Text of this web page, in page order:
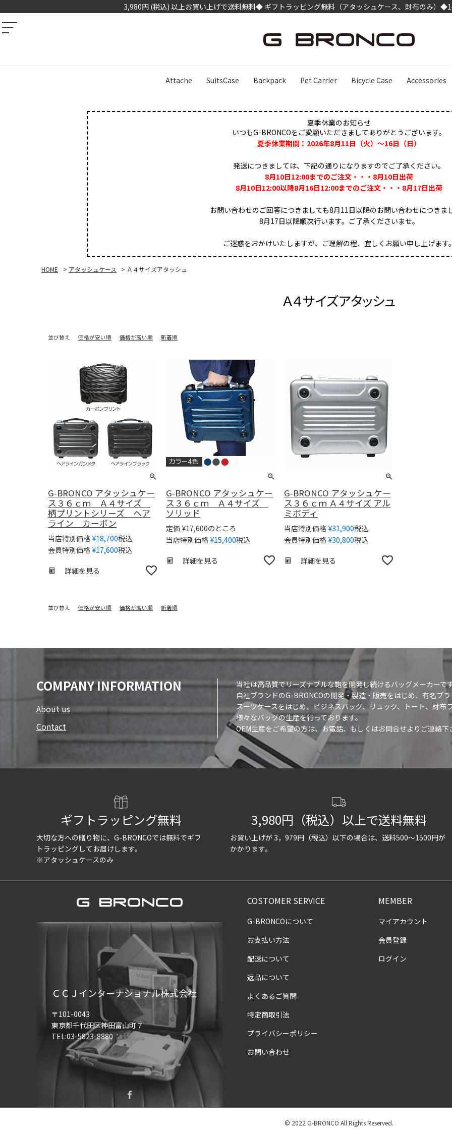
3,980円 (税込) 以上お買い上げで送料無料◆ ギフトラッピング無料（アタッシュケース、財布のみ）◆
Attache SuitsCase Backpack Pet Carrier Bicycle Case Accessories
夏季休業のお知らせ
いつもG-BRONCOをご愛顧いただきましてありがとうございます。
夏季休業期間：2026年8月11日（火）～16日（日）
発送につきましては、下記の通りになりますのでご了承ください。
8月10日12:00までのご注文・・・8月10日出荷
8月10日12:00以降8月16日12:00までのご注文・・・8月17日出荷
お問い合わせのご回答につきましても8月11日以降のお問い合わせにつきま
8月17日以降順次行います。ご了承くださいませ。
ご迷惑をおかけいたしますが、ご理解の程、宜しくお願い申し上げます。
HOME アタッシュケース Ａ４サイズアタッシュ
Ａ４サイズアタッシュ
並び替え 価格が安い順 価格が高い順 新着順
G-BRONCO アタッシュケー
ス３６ｃｍ Ａ４サイズ
柄プリントシリーズ ヘア
ライン カーボン
当店特別価格 ¥18,700税込
会員特別価格 ¥17,600税込
詳細を見る
G-BRONCO アタッシュケー
ス３６ｃｍ Ａ４サイズ
ソリッド
定価 ¥17,600のところ
当店特別価格 ¥15,400税込
詳細を見る
G-BRONCO アタッシュケー
ス３６ｃｍ Ａ４サイズ アル
ミボディ
当店特別価格 ¥31,900税込
会員特別価格 ¥30,800税込
詳細を見る
並び替え 価格が安い順 価格が高い順 新着順
COMPANY INFORMATION
About us
Contact
当社は高品質でリーズナブルな鞄を開発し続けるバッグメーカーで
自社ブランドのG-BRONCOの開発・製造・販売をはじめ、有名ブ
スーツケースをはじめ、ビジネスバッグ、リュック、トート、財
様々なバッグの生産を行っております。
OEM生産をご希望の方は、お電話、もしくはお問合せよりご連絡下
ギフトラッピング無料
大切な方への贈り物に、G-BRONCOでは無料でギフ
トラッピングしてお届けします。
※アタッシュケースのみ
3,980円（税込）以上で送料無料
お買い上げが 3，979円（税込）以下の場合は、 送料500〜1500円が
かかります。
ＣＣＪインターナショナル株式会社
〒101-0043
東京都千代田区神田富山町７
TEL:03-5823-8880
COSTOMER SERVICE
G-BRONCOについて
お支払い方法
配送について
返品について
よくあるご質問
特定商取引法
プライバシーポリシー
お問い合わせ
MEMBER
マイアカウント
会員登録
ログイン
© 2022 G-BRONCO All Rights Reserved.